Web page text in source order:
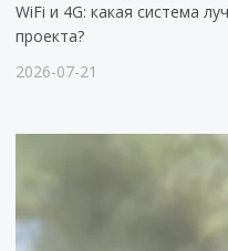
WiFi и 4G: какая система
проекта?
2026-07-21